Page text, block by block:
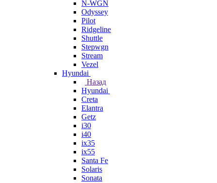
N-WGN
Odyssey
Pilot
Ridgeline
Shuttle
Stepwgn
Stream
Vezel
Hyundai
Назад
Hyundai
Creta
Elantra
Getz
i30
i40
ix35
ix55
Santa Fe
Solaris
Sonata